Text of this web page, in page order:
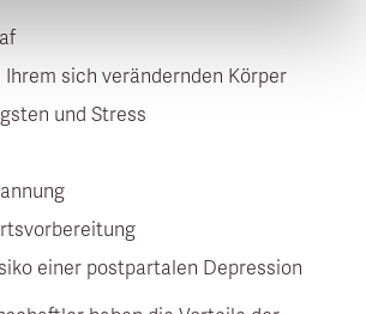
Ihrem sich verändernden Körper
und Stress
einer postpartalen Depression